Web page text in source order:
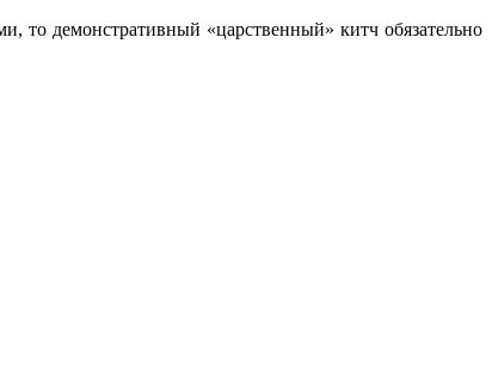
то демонстративный «царственный» китч обязательно